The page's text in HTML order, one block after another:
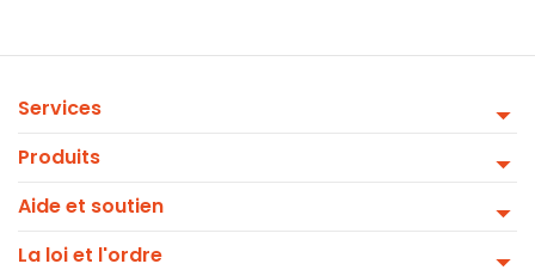
Services
Produits
Aide et soutien
La loi et l'ordre